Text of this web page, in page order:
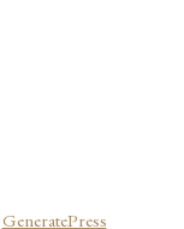
GeneratePress